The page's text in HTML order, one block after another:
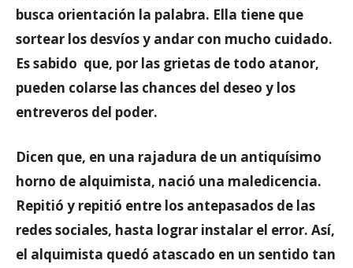
busca orientación la palabra. Ella tiene que
sortear los desvíos y andar con mucho cuidado.
Es sabido que, por las grietas de todo atanor,
pueden colarse las chances del deseo y los
entreveros del poder.
Dicen que, en una rajadura de un antiquísimo
horno de alquimista, nació una maledicencia.
Repitió y repitió entre los antepasados de las
redes sociales, hasta lograr instalar el error. Así,
el alquimista quedó atascado en un sentido tan